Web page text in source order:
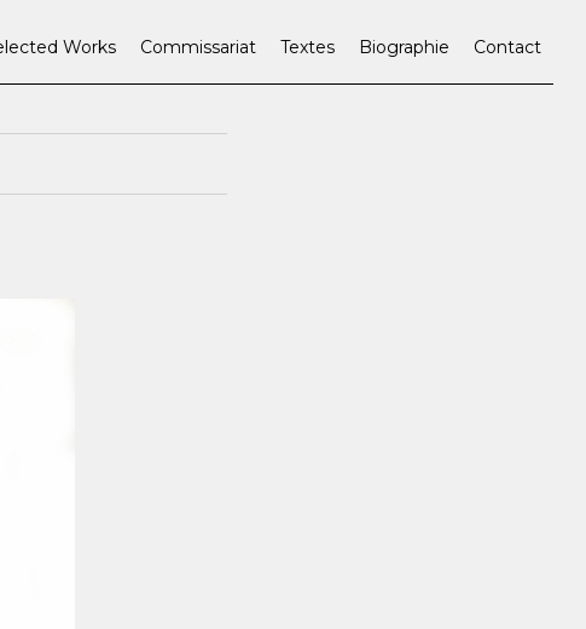
Works Commissariat Textes Biographie Contact